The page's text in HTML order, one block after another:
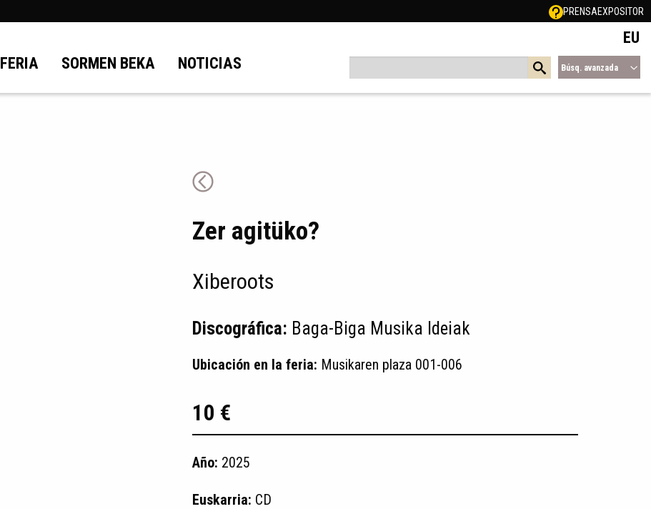
PRENSAEXPOSITOR
FERIA SORMEN BEKA NOTICIAS
EU
Búsq. avanzada
Zer agitüko?
Xiberoots
Discográfica: Baga-Biga Musika Ideiak
Ubicación en la feria: Musikaren plaza 001-006
10 €
Año: 2025
Euskarria: CD